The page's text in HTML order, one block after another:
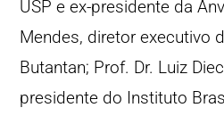
USP e ex-presidente da
Mendes, diretor executivo
Butantan; Prof. Dr. Luiz
presidente do Instituto